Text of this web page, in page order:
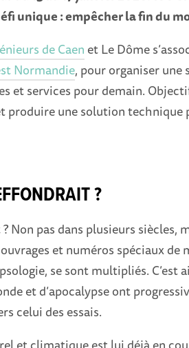
unique : empêcher la fin du
de Caen et Le Dôme
Normandie, pour organiser une
et services pour demain.
produire une solution technique
?
Non pas dans plusieurs siècles,
et numéros spéciaux de
se sont multipliés. C’est
et d’apocalypse ont
celui des essais.